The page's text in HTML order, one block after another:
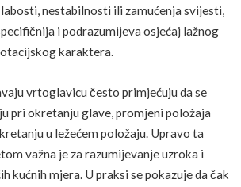
nestabilnosti ili zamućenja svijesti,
i podrazumijeva osjećaj lažnog
karaktera.
vrtoglavicu često primjećuju da se
pri okretanju glave, promjeni položaja
u ležećem položaju. Upravo ta
važna je za razumijevanje uzroka i
kućnih mjera. U praksi se pokazuje da čak